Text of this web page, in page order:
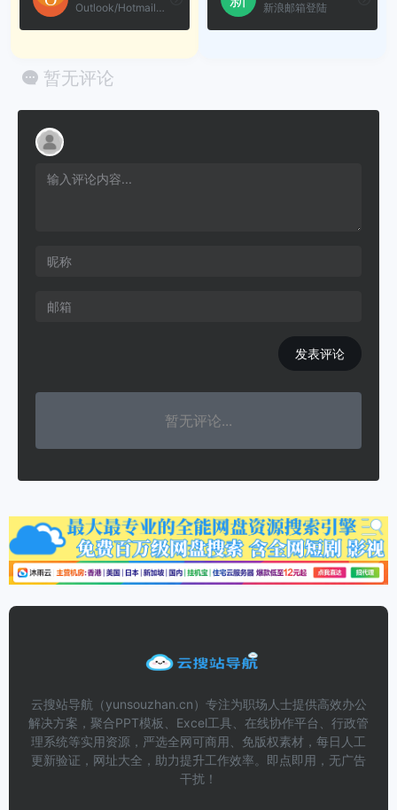
Outlook/Hotmail邮箱登陆 新浪邮箱登陆
暂无评论
发表评论
暂无评论...
云搜站导航（yunsouzhan.cn）专注为职场人士提供高效办公
解决方案，聚合PPT模板、Excel工具、在线协作平台、行政管
理系统等实用资源，严选全网可商用、免版权素材，每日人工
更新验证，网址大全，助力提升工作效率。即点即用，无广告
干扰！